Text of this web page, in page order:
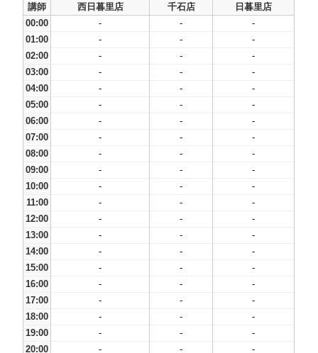
講師
西日暮里店 千石店
日暮里店
00:00
- -
-
01:00
- -
-
02:00
- -
-
03:00
- -
-
04:00
- -
-
05:00
- -
-
06:00
- -
-
07:00
- -
-
08:00
- -
-
09:00
- -
-
10:00
- -
-
11:00
- -
-
12:00
- -
-
13:00
- -
-
14:00
- -
-
15:00
- -
-
16:00
- -
-
17:00
- -
-
18:00
- -
-
19:00
- -
-
20:00
- -
-